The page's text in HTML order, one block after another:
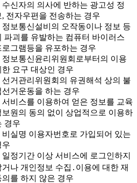
수신자의 의사에 반하는 광고성 정
, 전자우편을 전송하는 경우
정보통신설비의 오작동이나 정보 등
파괴를 유발하는 컴퓨터 바이러스
로그램등을 유포하는 경우
정보통신윤리위원회로부터의 이용
한 요구 대상인 경우
선거관리위원회의 유권해석 상의 불
선거운동을 하는 경우
서비스를 이용하여 얻은 정보를 교육
보원의 동의 없이 상업적으로 이용하
경우
비실명 이용자번호로 가입되어 있는
우
일정기간 이상 서비스에 로그인하지
거나 개인정보 수집․이용에 대한 재
의를 하지 않은 경우